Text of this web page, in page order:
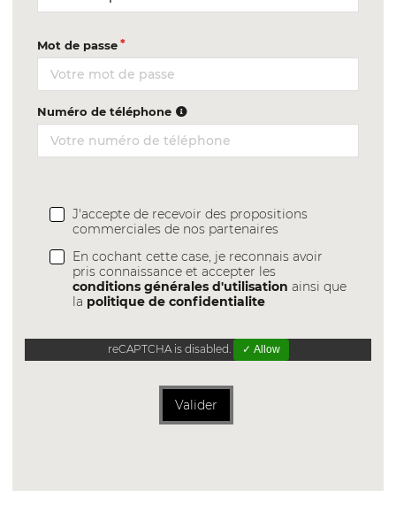
Mot de passe
Numéro de téléphone
J'accepte de recevoir des propositions
commerciales de nos partenaires
En cochant cette case, je reconnais avoir
pris connaissance et accepter les
conditions générales d'utilisation ainsi que
la politique de confidentialite
reCAPTCHA is disabled. ✓ Allow
Valider